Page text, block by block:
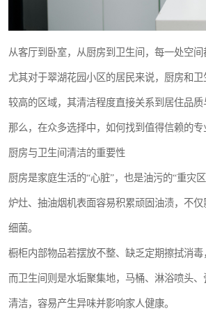
从客厅到卧室，从厨房到卫生间，每一处空间
尤其对于翠湖花园小区的居民来说，厨房和
较高的区域，其清洁程度直接关系到居住品质
那么，在众多选择中，如何找到值得信赖的专
厨房与卫生间清洁的重要性
厨房是家庭生活的“心脏”，也是油污的“重灾区
炉灶、抽油烟机表面容易积累顽固油渍，不
细菌。
橱柜内部物品若摆放不整、缺乏定期擦拭消毒
而卫生间则是水垢聚集地，马桶、淋浴喷头
清洁，容易产生异味并影响家人健康。